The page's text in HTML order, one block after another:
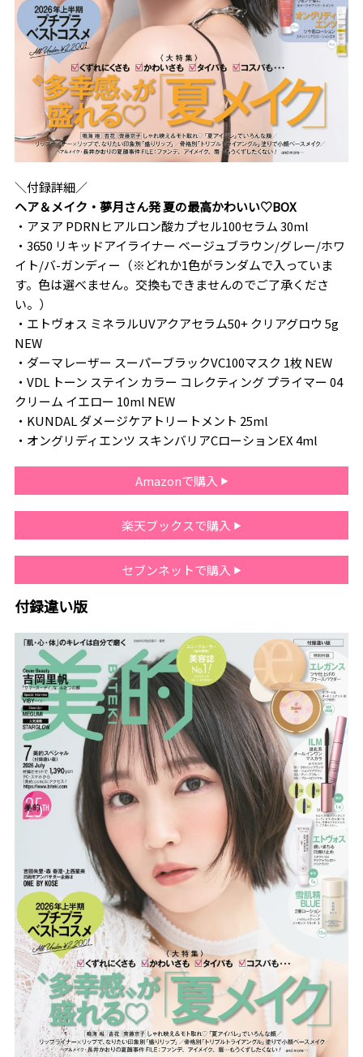
＼付録詳細／
ヘア＆メイク・夢月さん発 夏の最高かわいい♡BOX
・アヌア PDRNヒアルロン酸カプセル100セラム 30ml
・3650 リキッドアイライナー ベージュブラウン/グレー/ホワ
イト/バ-ガンディー（※どれか1色がランダムで入っていま
す。色は選べません。交換もできませんのでご了承くださ
い。）
・エトヴォス ミネラルUVアクアセラム50+ クリアグロウ 5g
NEW
・ダーマレーザー スーパーブラックVC100マスク 1枚 NEW
・VDL トーン ステイン カラー コレクティング プライマー 04
クリーム イエロー 10ml NEW
・KUNDAL ダメージケアトリートメント 25ml
・オングリディエンツ スキンバリアCローションEX 4ml
Amazonで購入
楽天ブックスで購入
セブンネットで購入
付録違い版